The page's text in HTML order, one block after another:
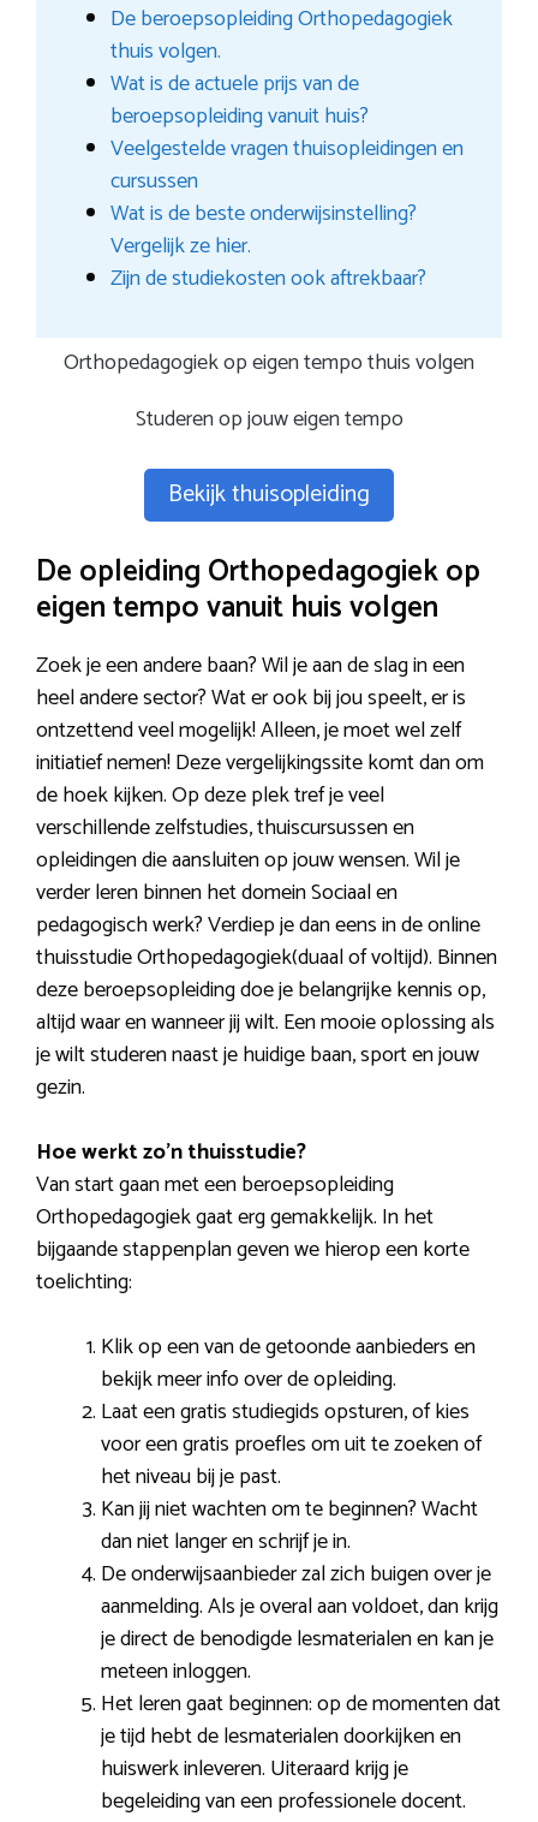
De beroepsopleiding Orthopedagogiek
thuis volgen.
Wat is de actuele prijs van de
beroepsopleiding vanuit huis?
Veelgestelde vragen thuisopleidingen en
cursussen
Wat is de beste onderwijsinstelling?
Vergelijk ze hier.
Zijn de studiekosten ook aftrekbaar?
Orthopedagogiek op eigen tempo thuis volgen
Studeren op jouw eigen tempo
Bekijk thuisopleiding
De opleiding Orthopedagogiek op
eigen tempo vanuit huis volgen
Zoek je een andere baan? Wil je aan de slag in een
heel andere sector? Wat er ook bij jou speelt, er is
ontzettend veel mogelijk! Alleen, je moet wel zelf
initiatief nemen! Deze vergelijkingssite komt dan om
de hoek kijken. Op deze plek tref je veel
verschillende zelfstudies, thuiscursussen en
opleidingen die aansluiten op jouw wensen. Wil je
verder leren binnen het domein Sociaal en
pedagogisch werk? Verdiep je dan eens in de online
thuisstudie Orthopedagogiek(duaal of voltijd). Binnen
deze beroepsopleiding doe je belangrijke kennis op,
altijd waar en wanneer jij wilt. Een mooie oplossing als
je wilt studeren naast je huidige baan, sport en jouw
gezin.
Hoe werkt zo’n thuisstudie?
Van start gaan met een beroepsopleiding
Orthopedagogiek gaat erg gemakkelijk. In het
bijgaande stappenplan geven we hierop een korte
toelichting:
Klik op een van de getoonde aanbieders en
bekijk meer info over de opleiding.
Laat een gratis studiegids opsturen, of kies
voor een gratis proefles om uit te zoeken of
het niveau bij je past.
Kan jij niet wachten om te beginnen? Wacht
dan niet langer en schrijf je in.
De onderwijsaanbieder zal zich buigen over je
aanmelding. Als je overal aan voldoet, dan krijg
je direct de benodigde lesmaterialen en kan je
meteen inloggen.
Het leren gaat beginnen: op de momenten dat
je tijd hebt de lesmaterialen doorkijken en
huiswerk inleveren. Uiteraard krijg je
begeleiding van een professionele docent.